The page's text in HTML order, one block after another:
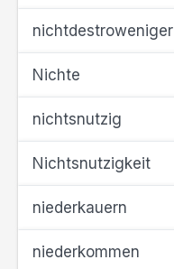
nichtdestroweniger
Nichte
nichtsnutzig
Nichtsnutzigkeit
niederkauern
niederkommen